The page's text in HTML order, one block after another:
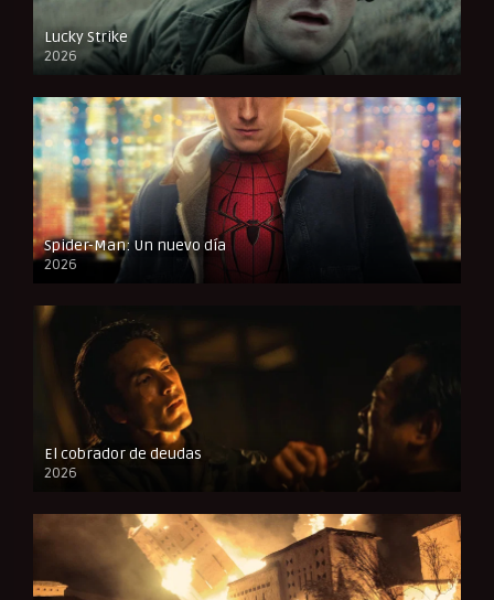
Lucky Strike
2026
FULL HD
Spider-Man: Un nuevo día
2026
CAM
El cobrador de deudas
2026
FULL HD